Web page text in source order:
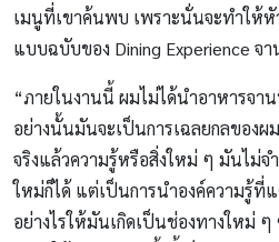
เมนูที่เขาค้นพบ เพราะนั่นจะทำให้หั
แบบฉบับของ Dining Experience จ
“ภายในงานนี้ ผมไม่ได้นำอาหารจา
อย่างนั้นมันจะเป็นการเฉลยกลของผ
จริงแล้วความรู้หรือสิ่งใหม่ ๆ มันไม่จ
ใหม่ก็ได้ แต่เป็นการนำองค์ความรู้ที่
อย่างไรให้มันเกิดเป็นช่องทางใหม่